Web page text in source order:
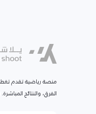
منصة رياضية تقدم
الفرق، والنتائج